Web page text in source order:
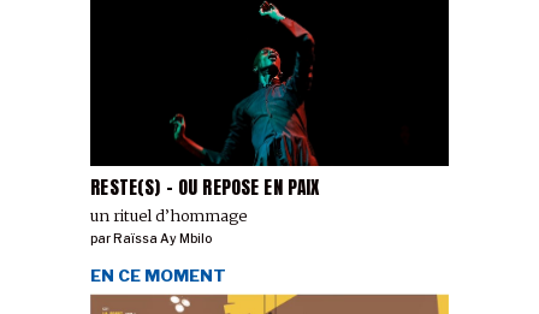
RESTE(S) - OU REPOSE EN PAIX
un rituel d’hommage
parRaïssa Ay Mbilo
EN CE MOMENT